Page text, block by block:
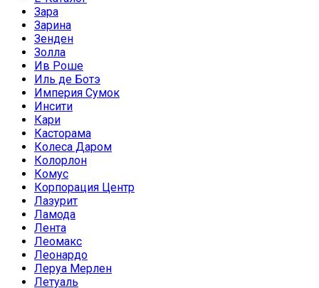
Зара
Зарина
Зенден
Золла
Ив Роше
Иль де Ботэ
Империя Сумок
Инсити
Кари
Касторама
Колеса Даром
Колорлон
Комус
Корпорация Центр
Лазурит
Ламода
Лента
Леомакс
Леонардо
Леруа Мерлен
Летуаль